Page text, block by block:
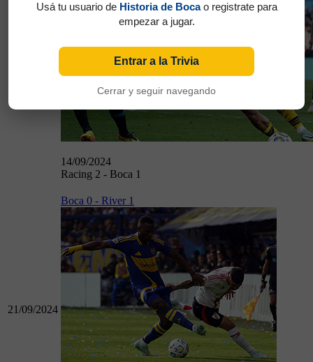
14/09/2024
Racing 2 - Boca 1
21/09/2024
Boca 0 - River 1
Usá tu usuario de Historia de Bocao registrate para
empezar a jugar.
Entrar a la Trivia
Cerrar y seguir navegando